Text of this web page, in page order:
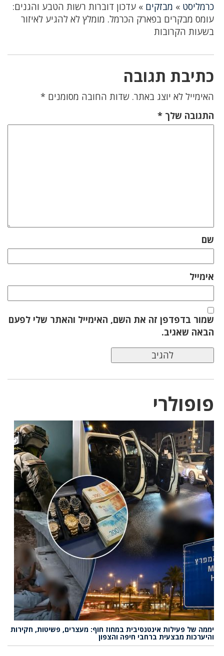
כרמליסט » מבזקים » עדכון דוברות רשות הטבע והגנים:
עומס מבקרים בפארק הכרמל. מומלץ לא להגיע לאיזור
בשעות הקרובות
כתיבת תגובה
האימייל לא יוצג באתר. שדות החובה מסומנים *
התגובה שלך *
שם
אימייל
שמור בדפדפן זה את השם, האימייל והאתר שלי לפעם
הבאה שאגיב.
פופולרי
יממה של פעילות אינטנסיבית במחוז חוף: מעצרים, פשיטות, חקירות
והיערכות מבצעית ברחבי חיפה והצפון